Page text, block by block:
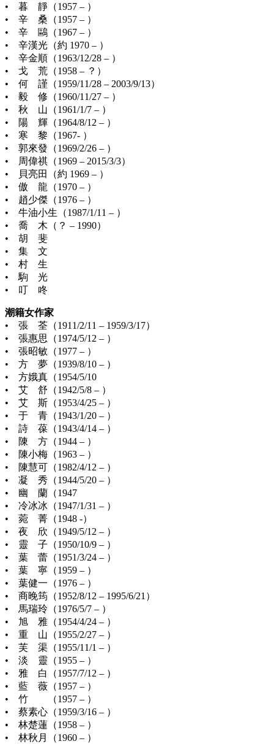
• 暮 靜（1957 – ）
• 辛 桑（1957 – ）
• 辛 鷗（1967 – ）
• 辛漢光（約 1970 – ）
• 辛金順（1963/12/28 – ）
• 戈 荒（1958 – ？）
• 何 謹（1959/11/28 – 2003/9/13）
• 毅 修（1960/11/27 – ）
• 秋 山（1961/1/7 – ）
• 陽 輝（1964/8/12 – ）
• 寒 黎（1967- ）
• 郭來發（1969/2/26 – ）
• 周偉祺（1969 – 2015/3/3）
• 貝亮田（約 1969 – ）
• 傲 龍（1970 – ）
• 趙少傑（1976 – ）
• 牛油小生（1987/1/11 – ）
• 喬 木（？ – 1990）
• 胡 斐
• 集 文
• 村 生
• 駒 光
• 叮 咚
潮籍女作家
• 張 荃（1911/2/11 – 1959/3/17）
• 張惠思（1974/5/12 – ）
• 張昭敏（1977 – ）
• 方 夢（1939/8/10 – ）
• 方娥真（1954/5/10
• 艾 舒（1942/5/8 – ）
• 艾 斯（1953/4/25 – ）
• 于 青（1943/1/20 – ）
• 詩 葆（1943/4/14 – ）
• 陳 方（1944 – ）
• 陳小梅（1963 – ）
• 陳慧可（1982/4/12 – ）
• 凝 秀（1944/5/20 – ）
• 幽 蘭（1947
• 冷冰冰（1947/1/31 – ）
• 菀 菁（1948 -）
• 夜 欣（1949/5/12 – ）
• 靈 子（1950/10/9 – ）
• 葉 蕾（1951/3/24 – ）
• 葉 寧（1959 – ）
• 葉健一（1976 – ）
• 商晚筠（1952/8/12 – 1995/6/21）
• 馬瑞玲（1976/5/7 – ）
• 旭 雅（1954/4/24 – ）
• 重 山（1955/2/27 – ）
• 芙 渠（1955/11/1 – ）
• 淡 靈（1955 – ）
• 雅 白（1957/7/12 – ）
• 藍 薇（1957 – ）
• 竹 （1957 – ）
• 蔡素心（1959/3/16 – ）
• 林楚蓮（1958 – ）
• 林秋月（1960 – ）